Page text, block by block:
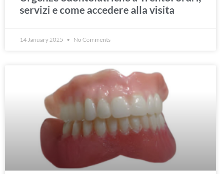
servizi e come accedere alla visita
14 January 2025 No Comments